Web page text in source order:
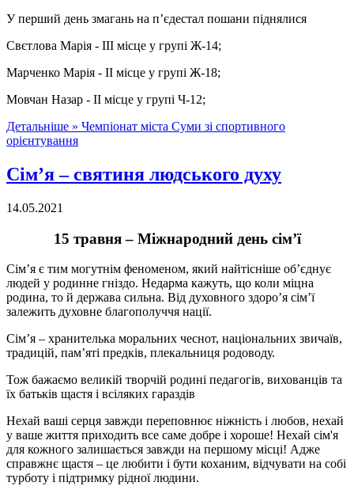
У перший день змагань на п’єдестал пошани піднялися
Свєтлова Марія - ІІІ місце у групі Ж-14;
Марченко Марія - ІІ місце у групі Ж-18;
Мовчан Назар - ІІ місце у групі Ч-12;
Детальніше » Чемпіонат міста Суми зі спортивного
орієнтування
Сім’я – святиня людського духу
14.05.2021
15 травня – Міжнародний день сім’ї
Сім’я є тим могутнім феноменом, який найтісніше об’єднує
людей у родинне гніздо. Недарма кажуть, що коли міцна
родина, то й держава сильна. Від духовного здоро’я сім’ї
залежить духовне благополуччя нації.
Сім’я – хранителька моральних чеснот, національних звичаїв,
традицій, пам’яті предків, плекальниця родоводу.
Тож бажаємо великій творчій родині педагогів, вихованців та
їх батьків щастя і всіляких гараздів
Нехай ваші серця завжди переповнює ніжність і любов, нехай
у ваше життя приходить все саме добре і хороше! Нехай сім'я
для кожного залишається завжди на першому місці! Адже
справжнє щастя – це любити і бути коханим, відчувати на собі
турботу і підтримку рідної людини.